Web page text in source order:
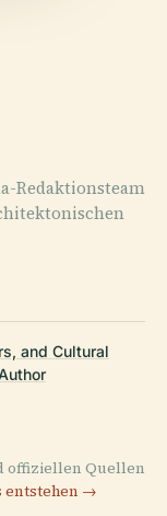
Redaktionsteam
and Cultural
offiziellen Quellen
entstehen →